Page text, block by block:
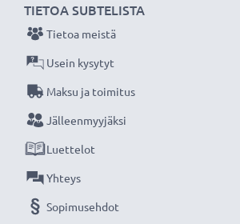
TIETOA SUBTELISTA
Tietoa meistä
Usein kysytyt
Maksu ja toimitus
Jälleenmyyjäksi
Luettelot
Yhteys
Sopimusehdot